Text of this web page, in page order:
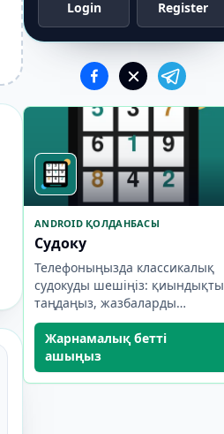
Login Register
ANDROID ҚОЛДАНБАСЫ
Судоку
Телефоныңызда классикалық
судокуды шешіңіз: қиындықты
таңдаңыз, жазбаларды
пайдаланыңыз және
үлгеріміңізді қадағалаңыз.
Жарнамалық бетті
ашыңыз